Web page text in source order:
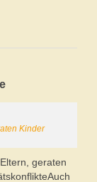
Kinder
geraten